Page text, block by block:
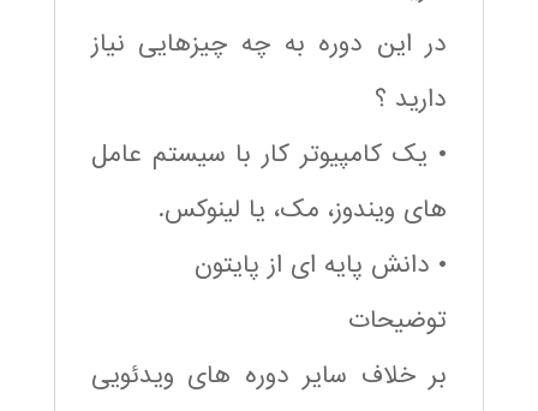
در این دوره به چه چیزهایی نیاز
دارید ؟
• یک کامپیوتر کار با سیستم عامل
های ویندوز، مک، یا لینوکس.
• دانش پایه ای از پایتون
توضیحات
بر خلاف سایر دوره های ویدئویی